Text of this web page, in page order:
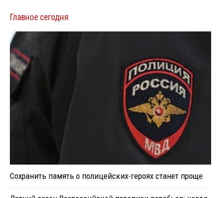
Главное сегодня
Сохранить память о полицейских-героях станет проще